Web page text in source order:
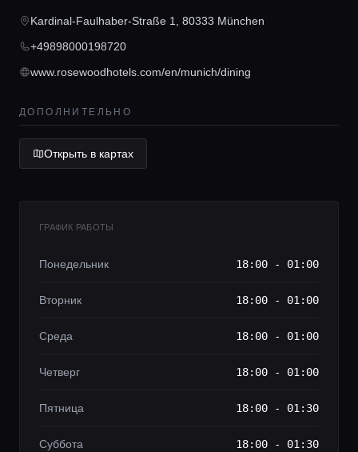
Консьерж сервис
Lifestyle журнал
Kardinal-Faulhaber-Straße 1, 80333 München
+49898000198720
www.rosewoodhotels.com/en/munich/dining
ДОПОЛНИТЕЛЬНО
Открыть в картах
ГРАФИК РАБОТЫ
Понедельник 18:00 - 01:00
Вторник 18:00 - 01:00
Среда 18:00 - 01:00
Четверг 18:00 - 01:00
Пятница 18:00 - 01:30
Суббота 18:00 - 01:30